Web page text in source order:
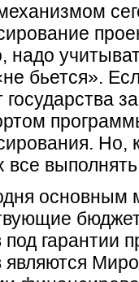
надо
бьется».
государства
Но,
все
основным
гарантии
являются